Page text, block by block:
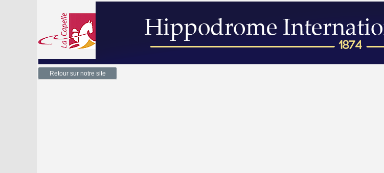
Retour sur notre site